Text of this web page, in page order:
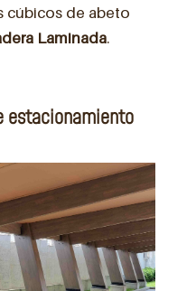
cúbicos de abeto
Laminada.
estacionamiento